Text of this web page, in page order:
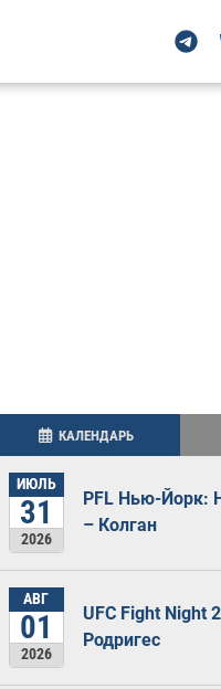
КАЛЕНДАРЬ
ИЮЛЬ
31
2026
PFL Нью-Йорк:
– Колган
АВГ
01
2026
UFC Fight Night
Родригес